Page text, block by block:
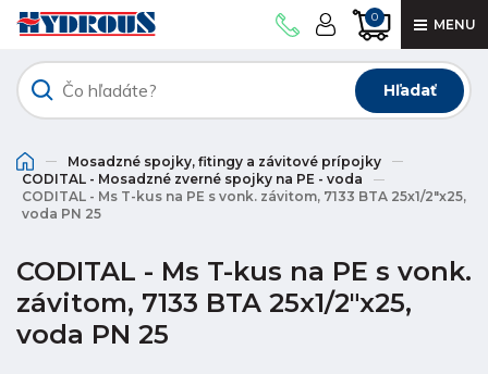
0 MENU
Hľadať
Mosadzné spojky, fitingy a závitové prípojky
CODITAL - Mosadzné zverné spojky na PE - voda
CODITAL - Ms T-kus na PE s vonk. závitom, 7133 BTA 25x1/2"x25,
voda PN 25
CODITAL - Ms T-kus na PE s vonk.
závitom, 7133 BTA 25x1/2"x25,
voda PN 25